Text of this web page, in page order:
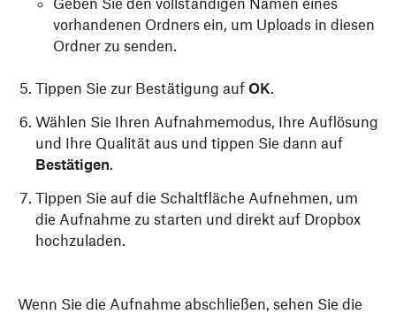
Geben Sie den vollständigen Namen eines
vorhandenen Ordners ein, um Uploads in diesen
Ordner zu senden.
Tippen Sie zur Bestätigung auf OK.
Wählen Sie Ihren Aufnahmemodus, Ihre Auflösung
und Ihre Qualität aus und tippen Sie dann auf
Bestätigen.
Tippen Sie auf die Schaltfläche Aufnehmen, um
die Aufnahme zu starten und direkt auf Dropbox
hochzuladen.
Wenn Sie die Aufnahme abschließen, sehen Sie die